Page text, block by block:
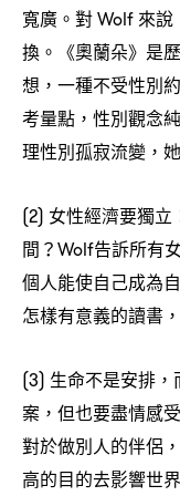
寬廣。對Wolf 來說
換。《奧蘭朵》是
想 ， 一種不受性別
考量點 ， 性別觀念
理性別孤寂流變 ，
(2) 女性經濟要獨立
間 ？Wolf告訴所有
個人能使自己成為
怎樣有意義的讀書 ，
(3) 生命不是安排 ，
案 ， 但也要盡情感
對於做別人的伴侶 ，
高的目的去影響世界